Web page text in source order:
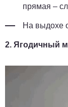
прямая –
На выдохе
2. Ягодичный